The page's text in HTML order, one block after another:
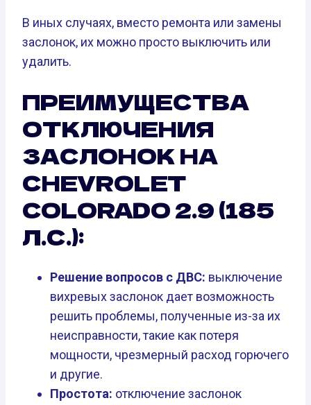
В иных случаях, вместо ремонта или замены
заслонок, их можно просто выключить или
удалить.
ПРЕИМУЩЕСТВА
ОТКЛЮЧЕНИЯ
ЗАСЛОНОК НА
CHEVROLET
COLORADO 2.9 (185
Л.С.):
Решение вопросов с ДВС: выключение
вихревых заслонок дает возможность
решить проблемы, полученные из-за их
неисправности, такие как потеря
мощности, чрезмерный расход горючего
и другие.
Простота: отключение заслонок